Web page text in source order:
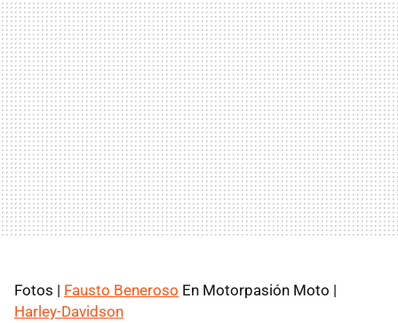
Fotos | Fausto Beneroso En Motorpasión Moto |
Harley-Davidson